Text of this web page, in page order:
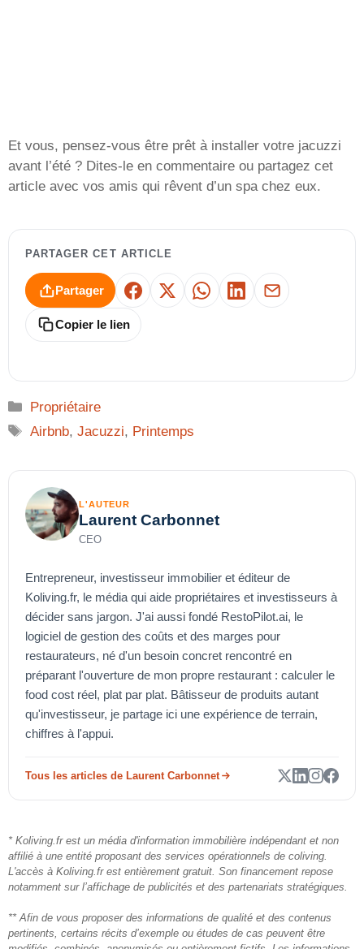
Et vous, pensez-vous être prêt à installer votre jacuzzi
avant l’été ? Dites-le en commentaire ou partagez cet
article avec vos amis qui rêvent d’un spa chez eux.
PARTAGER CET ARTICLE
Partager Facebook
X WhatsAppLinkedInE-mail
Copier le lien
Catégories
Propriétaire
Étiquettes
Airbnb,Jacuzzi, Printemps
L'AUTEUR
Laurent Carbonnet
CEO
Entrepreneur, investisseur immobilier et éditeur de
Koliving.fr, le média qui aide propriétaires et investisseurs à
décider sans jargon. J'ai aussi fondé RestoPilot.ai, le
logiciel de gestion des coûts et des marges pour
restaurateurs, né d'un besoin concret rencontré en
préparant l'ouverture de mon propre restaurant : calculer le
food cost réel, plat par plat. Bâtisseur de produits autant
qu'investisseur, je partage ici une expérience de terrain,
chiffres à l'appui.
Tous les articles de Laurent Carbonnet
* Koliving.fr est un média d'information immobilière indépendant et non
affilié à une entité proposant des services opérationnels de coliving.
L'accès à Koliving.fr est entièrement gratuit. Son financement repose
notamment sur l’affichage de publicités et des partenariats stratégiques.
** Afin de vous proposer des informations de qualité et des contenus
pertinents, certains récits d’exemple ou études de cas peuvent être